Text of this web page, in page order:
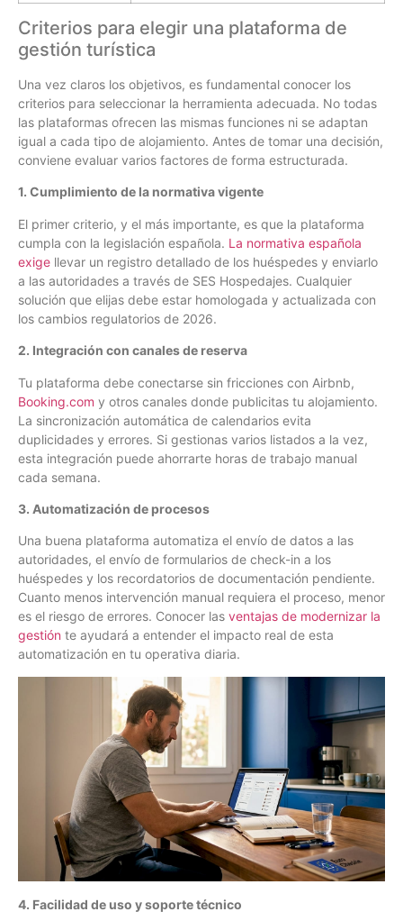
Criterios para elegir una plataforma de
gestión turística
Una vez claros los objetivos, es fundamental conocer los
criterios para seleccionar la herramienta adecuada. No todas
las plataformas ofrecen las mismas funciones ni se adaptan
igual a cada tipo de alojamiento. Antes de tomar una decisión,
conviene evaluar varios factores de forma estructurada.
1. Cumplimiento de la normativa vigente
El primer criterio, y el más importante, es que la plataforma
cumpla con la legislación española. La normativa española
exige llevar un registro detallado de los huéspedes y enviarlo
a las autoridades a través de SES Hospedajes. Cualquier
solución que elijas debe estar homologada y actualizada con
los cambios regulatorios de 2026.
2. Integración con canales de reserva
Tu plataforma debe conectarse sin fricciones con Airbnb,
Booking.com y otros canales donde publicitas tu alojamiento.
La sincronización automática de calendarios evita
duplicidades y errores. Si gestionas varios listados a la vez,
esta integración puede ahorrarte horas de trabajo manual
cada semana.
3. Automatización de procesos
Una buena plataforma automatiza el envío de datos a las
autoridades, el envío de formularios de check-in a los
huéspedes y los recordatorios de documentación pendiente.
Cuanto menos intervención manual requiera el proceso, menor
es el riesgo de errores. Conocer las ventajas de modernizar la
gestión te ayudará a entender el impacto real de esta
automatización en tu operativa diaria.
4. Facilidad de uso y soporte técnico